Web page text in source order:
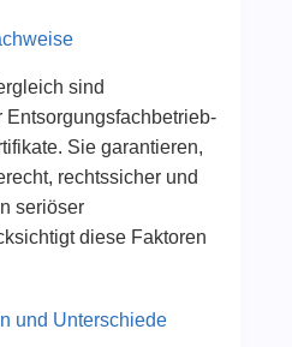
sind
Sie garantieren,
rechtssicher und
seriöser
diese Faktoren
und Unterschiede